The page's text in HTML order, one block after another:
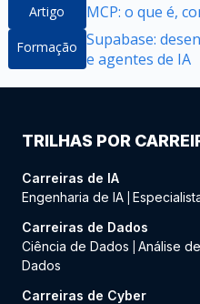
Artigo MCP: o que é,
Formação Supabase:
e agentes de IA
TRILHAS POR
Carreiras de IA
Engenharia de IA
Carreiras de Dados
Ciência de Dados
Análise
Dados
Carreiras de Cyber